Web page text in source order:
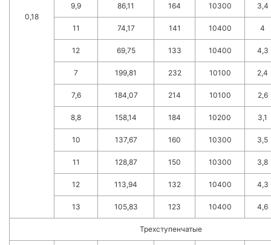
0,18
9,9 86,11 164 10300 3,4
11 74,17 141 10400 4
12 69,75 133 10400 4,3
7 199,81 232 10100 2,4
7,6 184,07 214 10100 2,6
8,8 158,14 184 10200 3,1
10 137,67 160 10300 3,5
11 128,87 150 10300 3,8
12 113,94 132 10400 4,3
13 105,83 123 10400 4,6
Трехступенчатые